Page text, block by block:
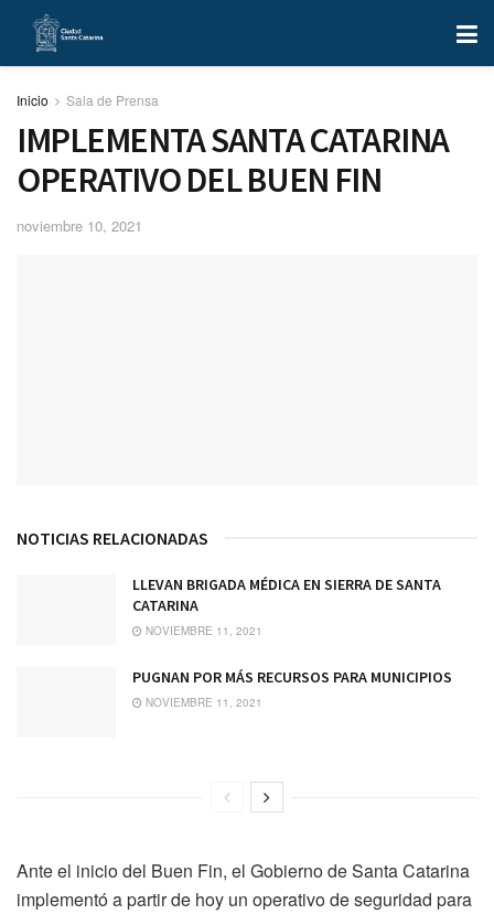
Inicio Sala de Prensa
IMPLEMENTA SANTA CATARINA
OPERATIVO DEL BUEN FIN
noviembre 10, 2021
NOTICIAS RELACIONADAS
LLEVAN BRIGADA MÉDICA EN SIERRA DE SANTA
CATARINA
NOVIEMBRE 11, 2021
PUGNAN POR MÁS RECURSOS PARA MUNICIPIOS
NOVIEMBRE 11, 2021
Ante el inicio del Buen Fin, el Gobierno de Santa Catarina
implementó a partir de hoy un operativo de seguridad para